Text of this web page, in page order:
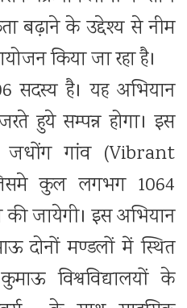
बढ़ाने के उद्देश्य से नीम
किया जा रहा है।
सदस्य है। यह अभियान
हुये सम्पन्न होगा। इस
गांव (Vibrant
कुल लगभग 1064
की जायेगी। इस अभियान
दोनों मण्डलों में स्थित
विश्वविद्यालयों के